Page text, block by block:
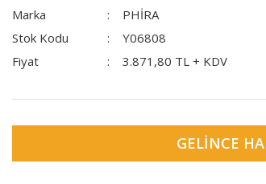
Marka
PHİRA
Stok Kodu
Y06808
Fiyat
3.871,80 TL + KDV
GELINCE